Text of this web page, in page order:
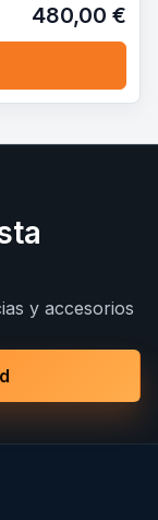
480,00 €
y accesorios